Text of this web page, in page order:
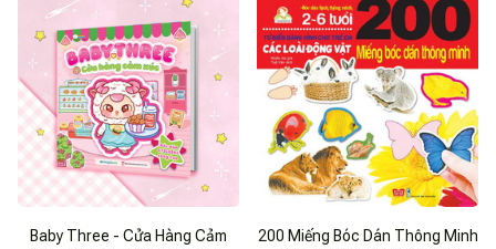
Baby Three - Cửa Hàng Cảm
200 Miếng Bóc Dán Thông Minh